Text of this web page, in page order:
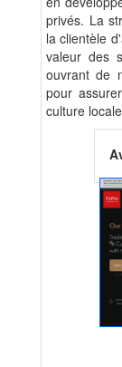
privés. La
la clientèle
valeur des
ouvrant de
pour
culture